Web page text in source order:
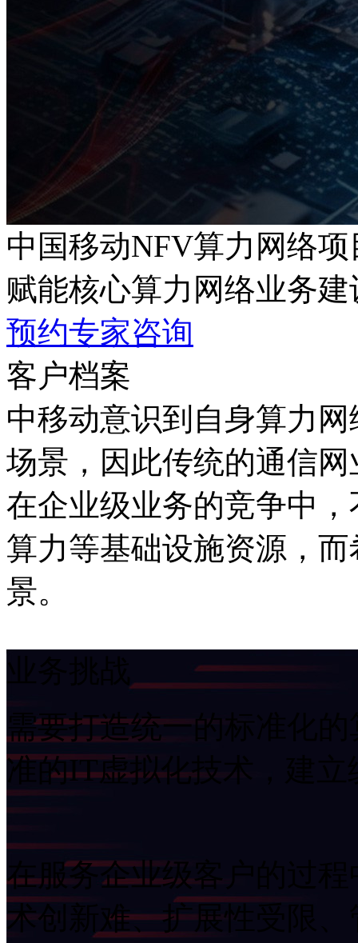
中国移动NFV算力网络项
赋能核心算力网络业务建
预约专家咨询
客户档案
中移动意识到自身算力
场景，因此传统的通信
在企业级业务的竞争中
算力等基础设施资源
景。
需要打造统一的标准化的
准的IT虚拟化技术，建
在服务企业级客户的过程中
术创新难、扩展性受限